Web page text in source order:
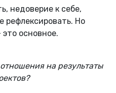
недоверие к себе,
рефлексировать. Но
основное.
на результаты